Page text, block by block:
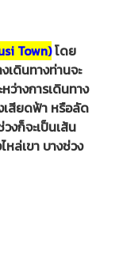
Town)โดย
เดินทางท่านจะ
ว่างการเดินทาง
เสียดฟ้า หรือลัด
งก็จะเป็นเส้น
หล่เขา บางช่วง